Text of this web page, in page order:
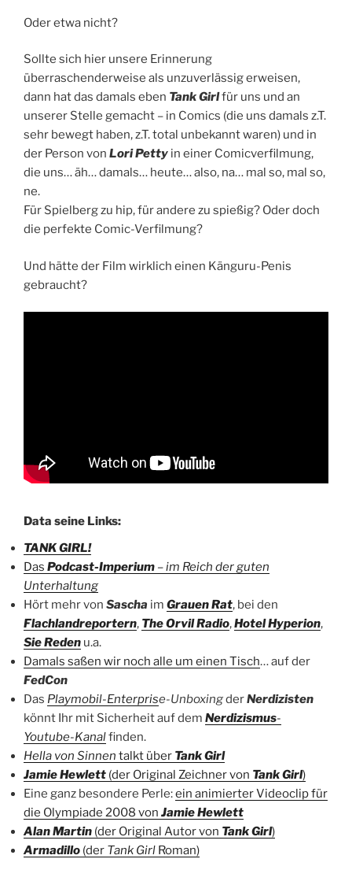
Oder etwa nicht?
Sollte sich hier unsere Erinnerung
überraschenderweise als unzuverlässig erweisen,
dann hat das damals eben Tank Girlfür uns und an
unserer Stelle gemacht – in Comics (die uns damals z.T.
sehr bewegt haben, z.T. total unbekannt waren) und in
der Person von Lori Petty in einer Comicverfilmung,
die uns… äh… damals… heute… also, na… mal so, mal so,
ne.
Für Spielberg zu hip, für andere zu spießig? Oder doch
die perfekte Comic-Verfilmung?
Und hätte der Film wirklich einen Känguru-Penis
gebraucht?
Data seine Links:
TANK GIRL!
Das Podcast-Imperium – im Reich der guten
Unterhaltung
Hört mehr von Sascha im Grauen Rat, bei den
Flachlandreportern, The Orvil Radio,Hotel Hyperion,
Sie Reden u.a.
Damals saßen wir noch alle um einen Tisch… auf der
FedCon
Das Playmobil-Enterprise-UnboxingderNerdizisten
könnt Ihr mit Sicherheit auf dem Nerdizismus-
Youtube-Kanalfinden.
Hella von Sinnen talkt über Tank Girl
Jamie Hewlett (der Original Zeichner von Tank Girl)
Eine ganz besondere Perle:ein animierter Videoclip für
die Olympiade 2008 von Jamie Hewlett
Alan Martin (der Original Autor von Tank Girl)
Armadillo (der Tank Girl Roman)